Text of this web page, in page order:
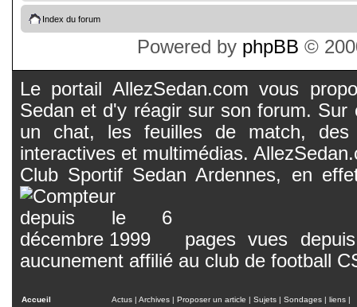
Index du forum
Powered by phpBB ©
Le portail AllezSedan.com vous
Sedan et d'y réagir sur son forum.
un chat, les feuilles de match, des
interactives et multimédias.
Club Sportif Sedan Ardennes, en
pages vues
aucunement affilié au club de football
Accueil Actus | Archives | Proposer un article | Sujets | Sondages | liens |